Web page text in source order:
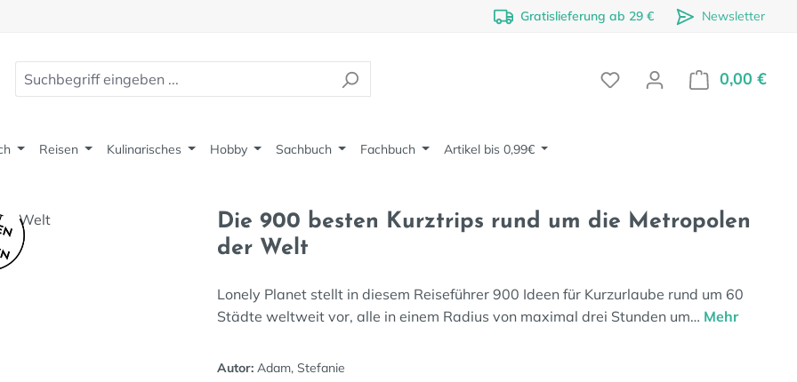
Gratislieferung ab 29 € Newsletter
0,00 €
Reisen Kulinarisches Hobby Sachbuch Fachbuch Artikel bis 0,99€
Die 900 besten Kurztrips rund um die Metropolen
der Welt
Lonely Planet stellt in diesem Reiseführer 900 Ideen für Kurzurlaube rund um 60
Städte weltweit vor, alle in einem Radius von maximal drei Stunden um… Mehr
Autor: Adam, Stefanie